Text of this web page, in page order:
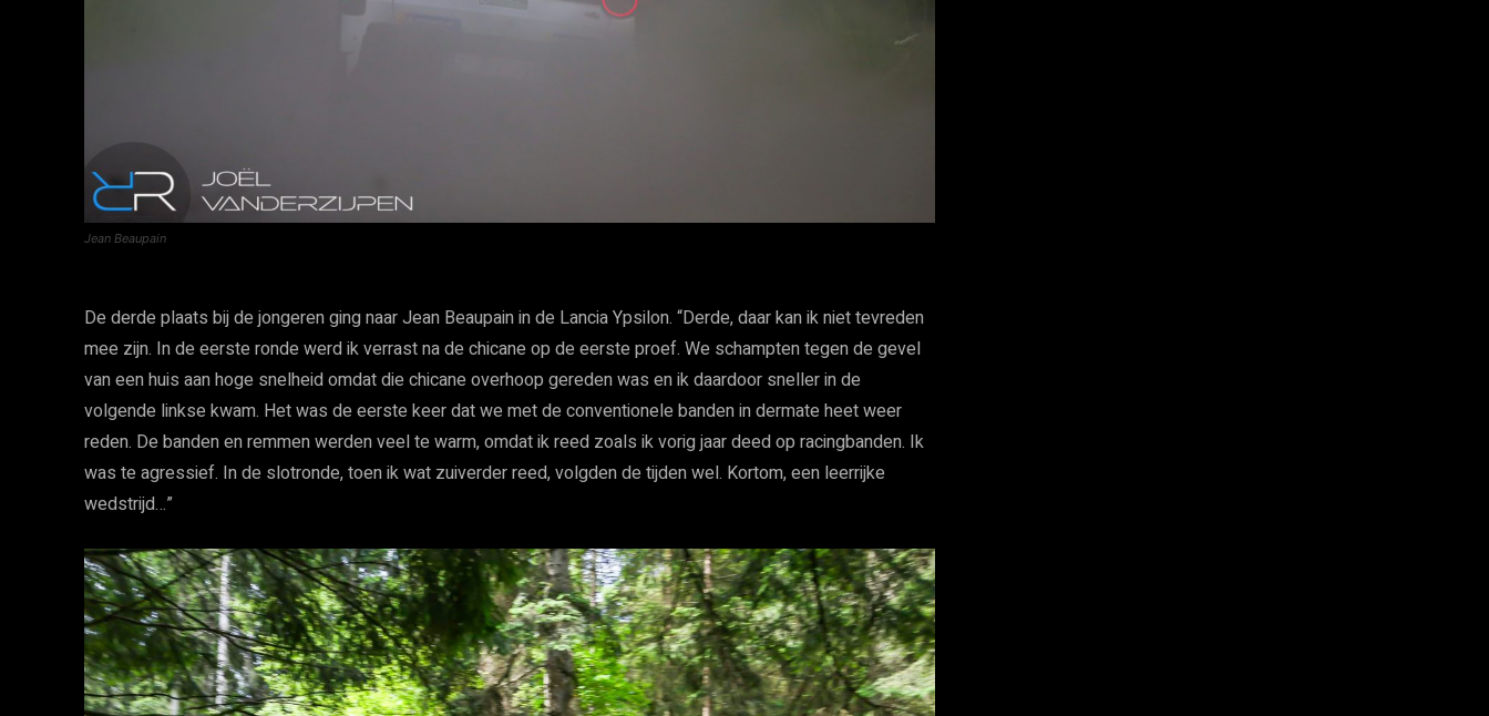
Jean Beaupain
De derde plaats bij de jongeren ging naar Jean Beaupain in de Lancia Ypsilon. “Derde, daar kan ik niet tevreden
mee zijn. In de eerste ronde werd ik verrast na de chicane op de eerste proef. We schampten tegen de gevel
van een huis aan hoge snelheid omdat die chicane overhoop gereden was en ik daardoor sneller in de
volgende linkse kwam. Het was de eerste keer dat we met de conventionele banden in dermate heet weer
reden. De banden en remmen werden veel te warm, omdat ik reed zoals ik vorig jaar deed op racingbanden. Ik
was te agressief. In de slotronde, toen ik wat zuiverder reed, volgden de tijden wel. Kortom, een leerrijke
wedstrijd…”